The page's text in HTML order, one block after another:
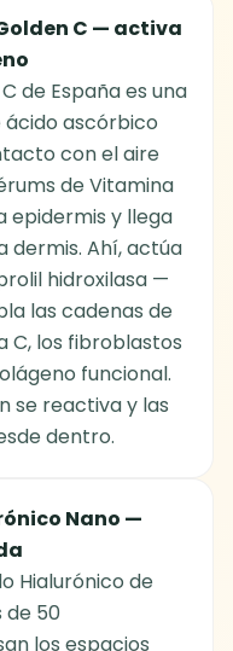
C — activa
de España es una
ascórbico
con el aire
de Vitamina
epidermis y llega
dermis. Ahí, actúa
hidroxilasa —
las cadenas de
C, los fibroblastos
funcional.
se reactiva y las
dentro.
Nano —
Hialurónico de
50
los espacios